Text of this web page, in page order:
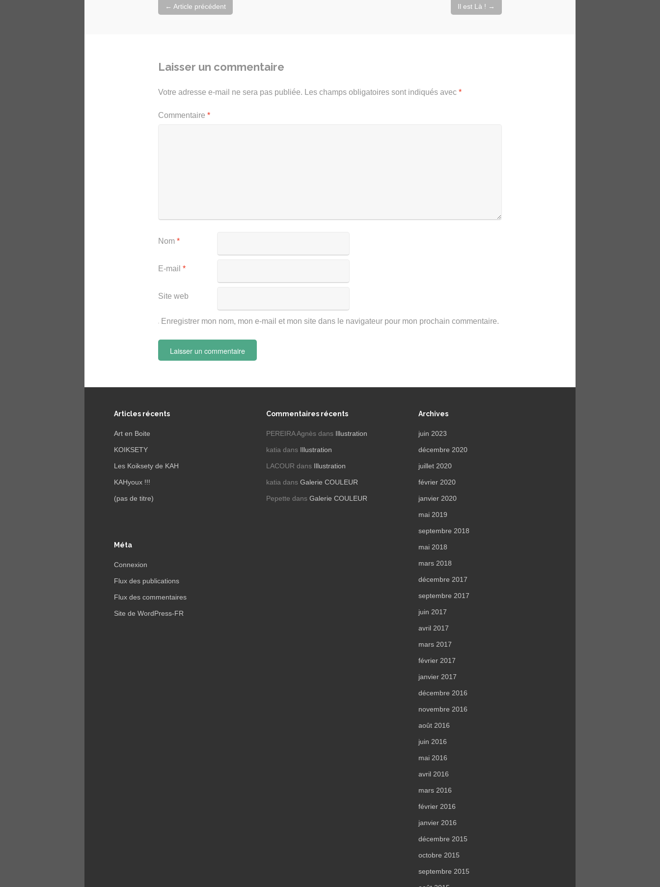
← Article précédent Il est Là ! →
Laisser un commentaire
Votre adresse e-mail ne sera pas publiée. Les champs obligatoires sont indiqués avec *
Commentaire *
Nom *
E-mail *
Site web
Enregistrer mon nom, mon e-mail et mon site dans le navigateur pour mon prochain commentaire.
Articles récents
Art en Boite
KOIKSETY
Les Koiksety de KAH
KAHyoux !!!
(pas de titre)
Commentaires récents
PEREIRA Agnès dans Illustration
katia dans Illustration
LACOUR dans Illustration
katia dans Galerie COULEUR
Pepette dans Galerie COULEUR
Archives
juin 2023
décembre 2020
juillet 2020
février 2020
janvier 2020
mai 2019
septembre 2018
mai 2018
mars 2018
décembre 2017
septembre 2017
juin 2017
avril 2017
mars 2017
février 2017
janvier 2017
décembre 2016
novembre 2016
août 2016
juin 2016
mai 2016
avril 2016
mars 2016
février 2016
janvier 2016
décembre 2015
octobre 2015
septembre 2015
Méta
Connexion
Flux des publications
Flux des commentaires
Site de WordPress-FR